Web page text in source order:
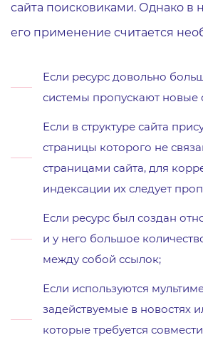
сайта поисковиками. Однако в
его применение считается
Если ресурс довольно
системы пропускают новые
Если в структуре сайта
страницы которого не
страницами сайта, для
индексации их следует
Если ресурс был создан
и у него большое
между собой ссылок;
Если используются
задействуемые в новостях
которые требуется